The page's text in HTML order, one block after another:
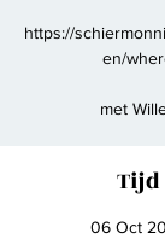
https://
en/
met
Tijd
06 Oct